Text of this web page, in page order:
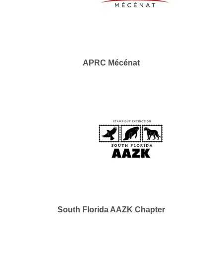
APRC Mécénat
South Florida AAZK Chapter